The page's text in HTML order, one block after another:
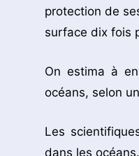
protection de
surface dix fois
On estima à
océans, selon
Les
dans les océans.